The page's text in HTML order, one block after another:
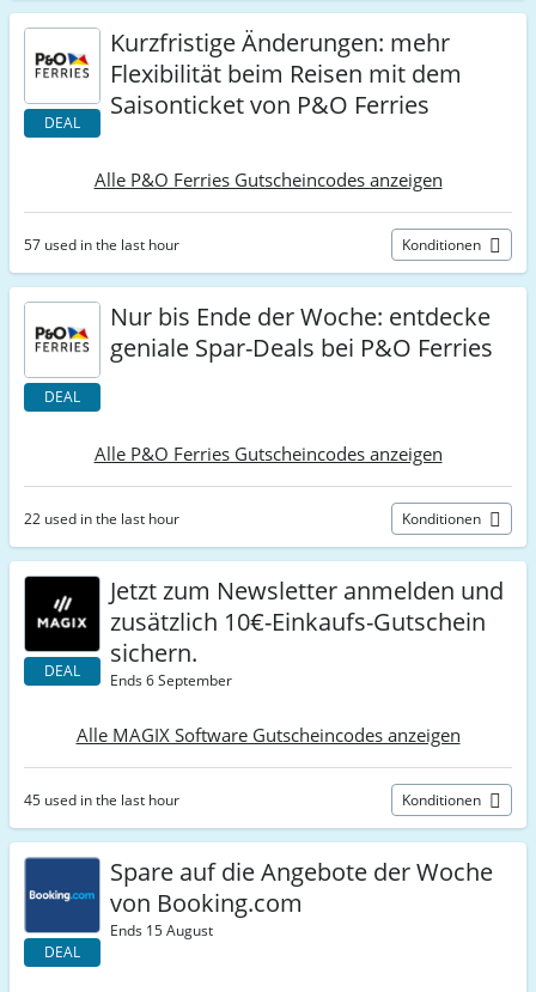
DEAL
Kurzfristige Änderungen: mehr
Flexibilität beim Reisen mit dem
Saisonticket von P&O Ferries
Alle P&O Ferries Gutscheincodes anzeigen
57 used in the last hour Konditionen
DEAL
Nur bis Ende der Woche: entdecke
geniale Spar-Deals bei P&O Ferries
Alle P&O Ferries Gutscheincodes anzeigen
22 used in the last hour Konditionen
DEAL
Jetzt zum Newsletter anmelden und
zusätzlich 10€-Einkaufs-Gutschein
sichern.
Ends 6 September
Alle MAGIX Software Gutscheincodes anzeigen
45 used in the last hour Konditionen
DEAL
Spare auf die Angebote der Woche
von Booking.com
Ends 15 August